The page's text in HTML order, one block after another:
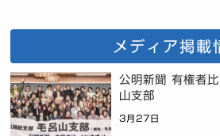
メディア掲載
公明新聞 有権者
山支部
3月27日